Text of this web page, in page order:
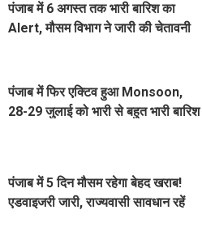
पंजाब में 6 अगस्त तक भारी बारिश का
Alert, मौसम विभाग ने जारी की चेतावनी
पंजाब में फिर एक्टिव हुआ Monsoon,
28-29 जुलाई को भारी से बहुत भारी बारिश
पंजाब में 5 दिन मौसम रहेगा बेहद खराब!
एडवाइजरी जारी, राज्यवासी सावधान रहें